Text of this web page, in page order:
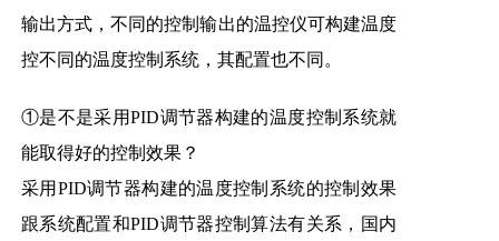
输出方式，不同的控制输出的温控仪可构建温度
控不同的温度控制系统，其配置也不同。
①是不是采用PID调节器构建的温度控制系统就
能取得好的控制效果？
采用PID调节器构建的温度控制系统的控制效果
跟系统配置和PID调节器控制算法有关系，国内